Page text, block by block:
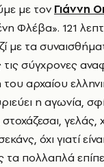
με τον Γιάννη
Φλέβα». 121
με τα
τις σύγχρονες
αρχαίου
η αγωνία,
γελάς,
όχι γιατί
τα πολλαπλά